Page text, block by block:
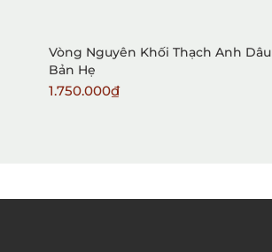
Vòng Nguyên Khối Thạch Anh Dâu
Bản Hẹ
1.750.000₫